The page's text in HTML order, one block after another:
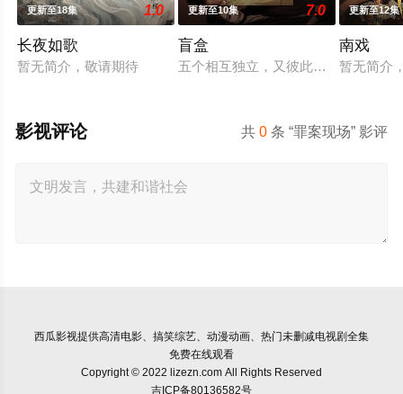
更新至18集 1.0
长夜如歌
暂无简介，敬请期待
更新至10集 7.0
盲盒
五个相互独立，又彼此呼应的故事
更新至12集
南戏
暂无简介
共0 条 “罪案现场” 影评
影视评论
西瓜影视提供高清电影、搞笑综艺、动漫动画、热门未删减电视剧全集
免费在线观看
Copyright © 2022 lizezn.com All Rights Reserved
吉ICP备80136582号